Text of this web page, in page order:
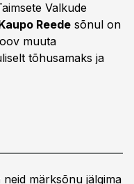
Valkude
Reede sõnul on
muuta
tõhusamaks ja
neid märksõnu jälgima